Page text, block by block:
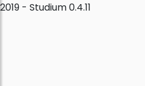
2019 - Studium 0.4.11